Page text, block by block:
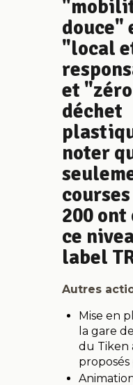
douce"
"local
et "zéro
déchet
noter
200
ce
label
Autres
Mise en
la gare
du Tiken